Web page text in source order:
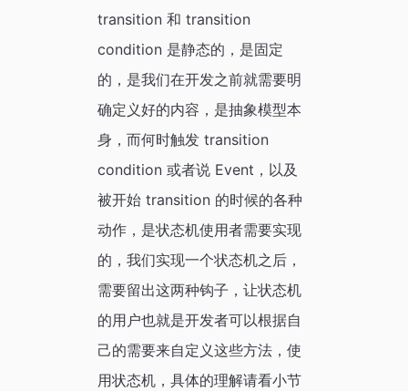
transition 和 transition
condition 是静态的，是固定
的，是我们在开发之前就需要明
确定义好的内容，是抽象模型本
身，而何时触发 transition
condition 或者说 Event，以及
被开始 transition 的时候的各种
动作，是状态机使用者需要实现
的，我们实现一个状态机之后，
需要留出这两种钩子，让状态机
的用户也就是开发者可以根据自
己的需要来自定义这些方法，使
用状态机，具体的理解请看小节